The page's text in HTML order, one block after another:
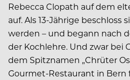
Rebecca Clopath auf dem
auf. Als 13-Jährige beschloss
werden – und begann nach
der Kochlehre. Und zwar bei
dem Spitznamen „Chrüter
Gourmet-Restaurant in Bern